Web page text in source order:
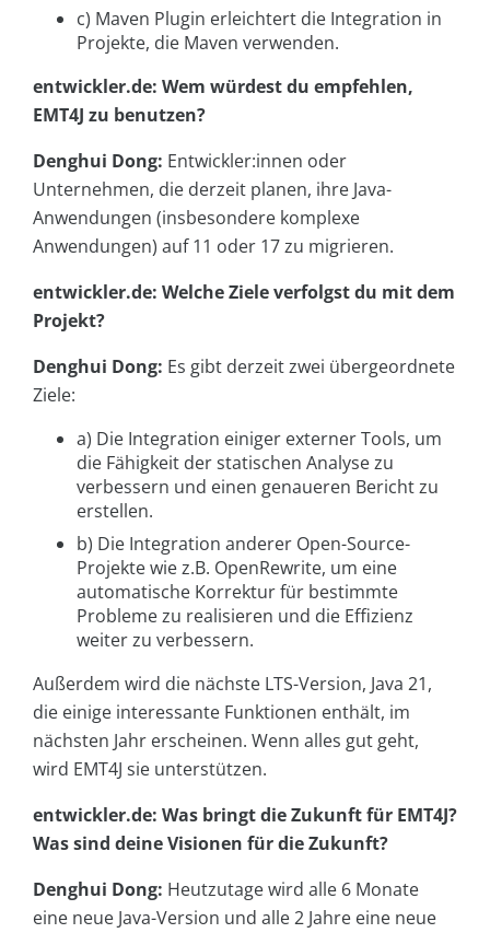
c) Maven Plugin erleichtert die Integration in
Projekte, die Maven verwenden.
entwickler.de: Wem würdest du empfehlen,
EMT4J zu benutzen?
Denghui Dong: Entwickler:innen oder
Unternehmen, die derzeit planen, ihre Java-
Anwendungen (insbesondere komplexe
Anwendungen) auf 11 oder 17 zu migrieren.
entwickler.de: Welche Ziele verfolgst du mit dem
Projekt?
Denghui Dong: Es gibt derzeit zwei übergeordnete
Ziele:
a) Die Integration einiger externer Tools, um
die Fähigkeit der statischen Analyse zu
verbessern und einen genaueren Bericht zu
erstellen.
b) Die Integration anderer Open-Source-
Projekte wie z.B. OpenRewrite, um eine
automatische Korrektur für bestimmte
Probleme zu realisieren und die Effizienz
weiter zu verbessern.
Außerdem wird die nächste LTS-Version, Java 21,
die einige interessante Funktionen enthält, im
nächsten Jahr erscheinen. Wenn alles gut geht,
wird EMT4J sie unterstützen.
entwickler.de: Was bringt die Zukunft für EMT4J?
Was sind deine Visionen für die Zukunft?
Denghui Dong: Heutzutage wird alle 6 Monate
eine neue Java-Version und alle 2 Jahre eine neue